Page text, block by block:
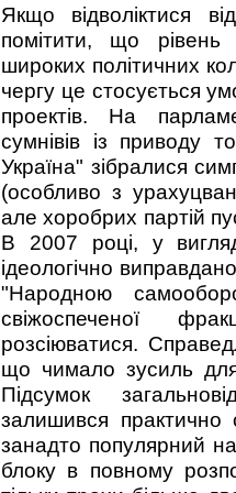
Якщо відволіктися
помітити, що
широких політичних
чергу це стосується
проектів. На
сумнівів із приводу
Україна" зібралися
(особливо з
але хоробрих партій
В 2007 році, у
ідеологічно
"Народною
свіжоспеченої
розсіюватися.
що чимало зусиль
Підсумок
залишився
занадто популярний
блоку в повному